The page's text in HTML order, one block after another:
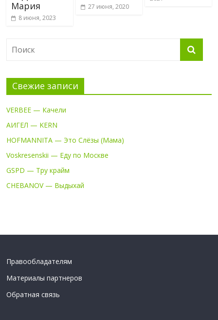
Мария
8 июня, 2023
27 июня, 2020
Свежие записи
VERBEE — Качели
АИГЕЛ — KERN
HOFMANNITA — Это Слёзы (Мама)
Voskresenskii — Еду по Москве
GSPD — Тру крайм
CHEBANOV — Выдыхай
Правообладателям
Материалы партнеров
Обратная связь